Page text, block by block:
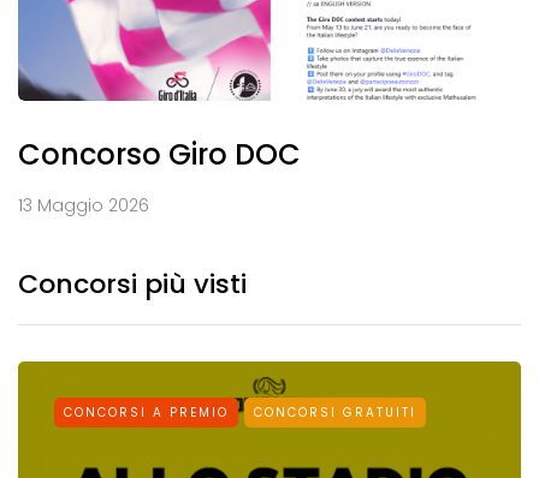
Concorso Giro DOC
13 Maggio 2026
Concorsi più visti
CONCORSI A PREMIO CONCORSI GRATUITI